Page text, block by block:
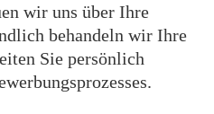
wir uns über Ihre
behandeln wir Ihre
Sie persönlich